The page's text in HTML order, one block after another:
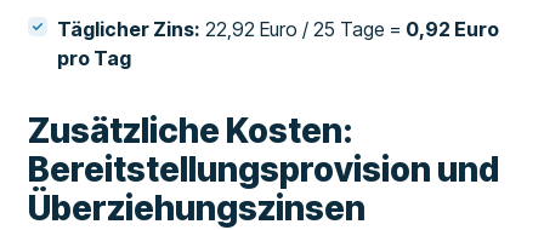
Täglicher Zins: 22,92 Euro / 25 Tage = 0,92 Euro
pro Tag
Zusätzliche Kosten:
Bereitstellungsprovision und
Überziehungszinsen